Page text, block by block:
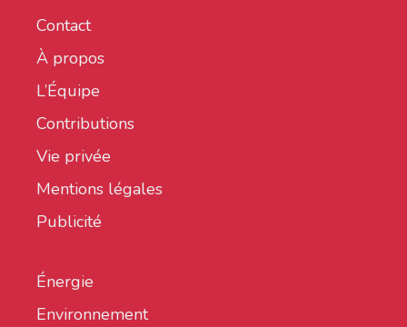
Contact
À propos
L’Équipe
Contributions
Vie privée
Mentions légales
Publicité
Énergie
Environnement